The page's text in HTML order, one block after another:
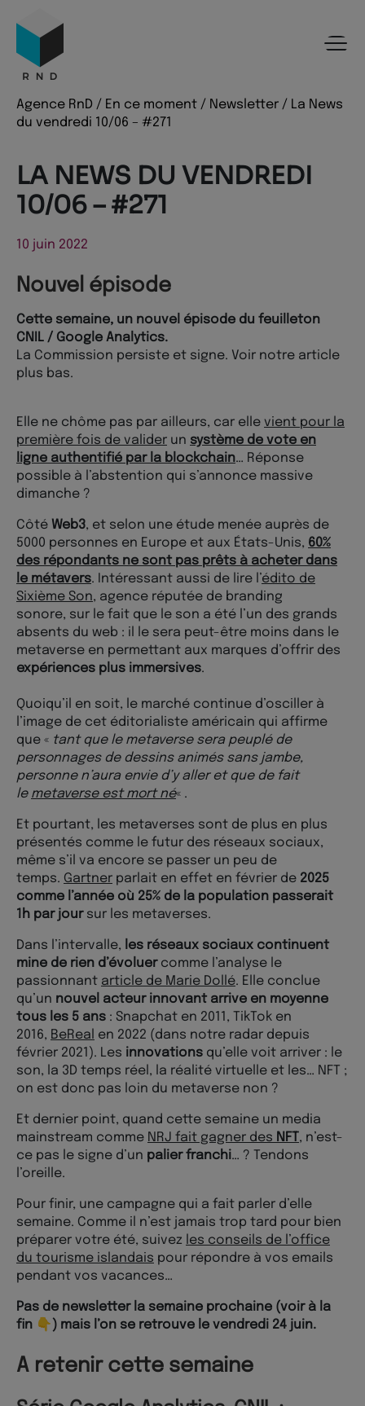
Recherche
Pied de page
Agence RnD / En ce moment / Newsletter / La News
du vendredi 10/06 – #271
LA NEWS DU VENDREDI
10/06 – #271
10 juin 2022
Nouvel épisode
Cette semaine, un nouvel épisode du feuilleton
CNIL / Google Analytics.
La Commission persiste et signe. Voir notre article
plus bas.
Elle ne chôme pas par ailleurs, car elle vient pour la
première fois de valider un système de vote en
ligne authentifié par la blockchain… Réponse
possible à l’abstention qui s’annonce massive
dimanche ?
Côté Web3, et selon une étude menée auprès de
5000 personnes en Europe et aux États-Unis, 60%
des répondants ne sont pas prêts à acheter dans
le métavers. Intéressant aussi de lire l’édito de
Sixième Son, agence réputée de branding
sonore, sur le fait que le son a été l’un des grands
absents du web : il le sera peut-être moins dans le
metaverse en permettant aux marques d’offrir des
expériences plus immersives.
Quoiqu’il en soit, le marché continue d’osciller à
l’image de cet éditorialiste américain qui affirme
que « tant que le metaverse sera peuplé de
personnages de dessins animés sans jambe,
personne n’aura envie d’y aller et que de fait
le metaverse est mort né« .
Et pourtant, les metaverses sont de plus en plus
présentés comme le futur des réseaux sociaux,
même s’il va encore se passer un peu de
temps. Gartner parlait en effet en février de 2025
comme l’année où 25% de la population passerait
1h par joursur les metaverses.
Dans l’intervalle, les réseaux sociaux continuent
mine de rien d’évoluer comme l’analyse le
passionnant article de Marie Dollé. Elle conclue
qu’un nouvel acteur innovant arrive en moyenne
tous les 5 ans : Snapchat en 2011, TikTok en
2016, BeReal en 2022 (dans notre radar depuis
février 2021). Les innovations qu’elle voit arriver : le
son, la 3D temps réel, la réalité virtuelle et les… NFT ;
on est donc pas loin du metaverse non ?
Et dernier point, quand cette semaine un media
mainstream comme NRJ fait gagner des NFT, n’est-
ce pas le signe d’un palier franchi… ? Tendons
l’oreille.
Pour finir, une campagne qui a fait parler d’elle
semaine. Comme il n’est jamais trop tard pour bien
préparer votre été, suivez les conseils de l’office
du tourisme islandais pour répondre à vos emails
pendant vos vacances…
Pas de newsletter la semaine prochaine (voir à la
fin 👇) mais l’on se retrouve le vendredi 24 juin.
A retenir cette semaine